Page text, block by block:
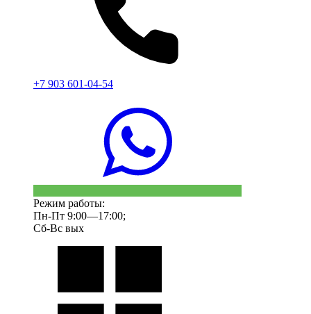
+7 903 601-04-54
Режим работы:
Пн-Пт 9:00—17:00;
Сб-Вс вых